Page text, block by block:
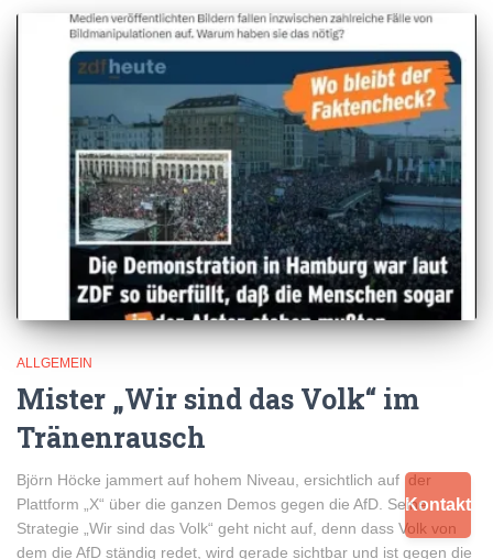
ALLGEMEIN
Mister „Wir sind das Volk“ im
Tränenrausch
Björn Höcke jammert auf hohem Niveau, ersichtlich auf der
Plattform „X“ über die ganzen Demos gegen die AfD. Seine
Strategie „Wir sind das Volk“ geht nicht auf, denn dass Volk von
dem die AfD ständig redet, wird gerade sichtbar und ist gegen die
Kontakt